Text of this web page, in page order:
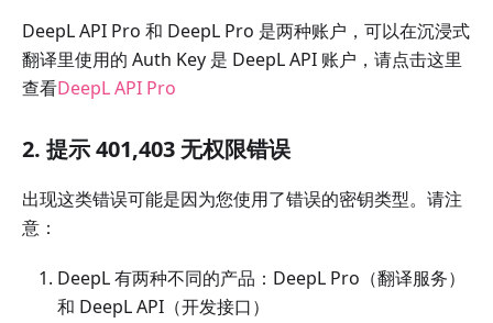
DeepL API Pro 和 DeepL Pro 是两种账户，可以在沉浸式
翻译里使用的 Auth Key 是 DeepL API 账户，请点击这里
查看DeepL API Pro
2. 提示 401,403 无权限错误
出现这类错误可能是因为您使用了错误的密钥类型。请注
意：
DeepL 有两种不同的产品：DeepL Pro（翻译服务）
和 DeepL API（开发接口）